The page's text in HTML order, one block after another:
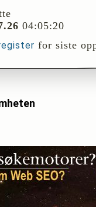
04:05:20
for siste